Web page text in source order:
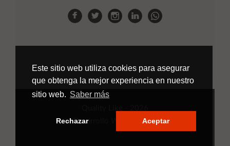
Este sitio web utiliza cookies para asegurar
que obtenga la mejor experiencia en nuestro
sitio web. Saber más
Rechazar Aceptar
Desarrollo Web
Applinet